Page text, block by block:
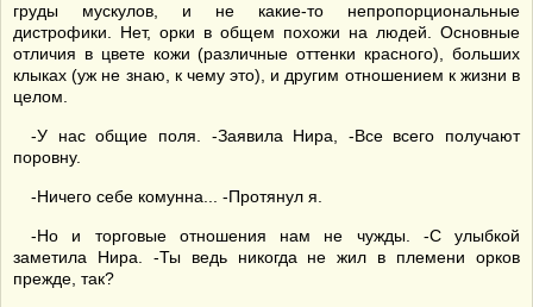
груды мускулов, и не какие-то непропорциональные
дистрофики. Нет, орки в общем похожи на людей. Основные
отличия в цвете кожи (различные оттенки красного), больших
клыках (уж не знаю, к чему это), и другим отношением к жизни в
целом.
-У нас общие поля. -Заявила Нира, -Все всего получают
поровну.
-Ничего себе комунна... -Протянул я.
-Но и торговые отношения нам не чужды. -С улыбкой
заметила Нира. -Ты ведь никогда не жил в племени орков
прежде, так?